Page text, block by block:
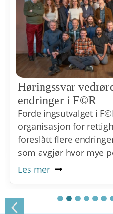
Høringssvar
endringer i F©R
Fordelingsutvalget i
organisasjon for
foreslått flere
som avgjør hvor mye
Les mer